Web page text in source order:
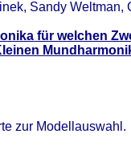
Sandy Weltman,
für welchen
zur Modellauswahl.